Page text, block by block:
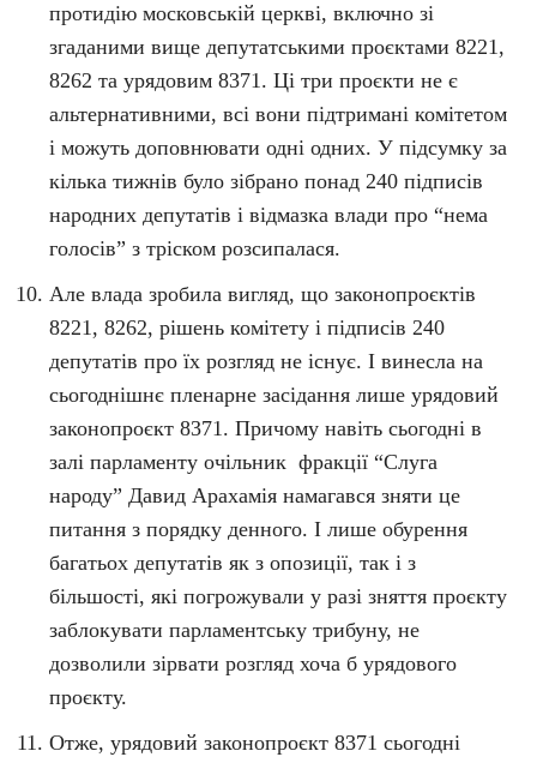
протидію московській церкві, включно зі
згаданими вище депутатськими проєктами 8221,
8262 та урядовим 8371. Ці три проєкти не є
альтернативними, всі вони підтримані комітетом
і можуть доповнювати одні одних. У підсумку за
кілька тижнів було зібрано понад 240 підписів
народних депутатів і відмазка влади про “нема
голосів” з тріском розсипалася.
Але влада зробила вигляд, що законопроєктів
8221, 8262, рішень комітету і підписів 240
депутатів про їх розгляд не існує. І винесла на
сьогоднішнє пленарне засідання лише урядовий
законопроєкт 8371. Причому навіть сьогодні в
залі парламенту очільник фракції “Слуга
народу” Давид Арахамія намагався зняти це
питання з порядку денного. І лише обурення
багатьох депутатів як з опозиції, так і з
більшості, які погрожували у разі зняття проєкту
заблокувати парламентську трибуну, не
дозволили зірвати розгляд хоча б урядового
проєкту.
Отже, урядовий законопроєкт 8371 сьогодні